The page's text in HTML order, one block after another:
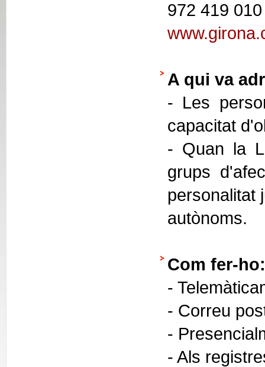
972 419 010
A qui va
- Les
capacitat
- Quan la
grups
personalitat
autònoms.
Com fer-ho:
-
- Correu
-
- Als